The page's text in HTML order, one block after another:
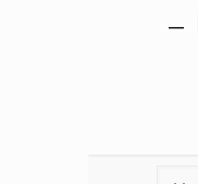
UGG Classic Mini Cow –